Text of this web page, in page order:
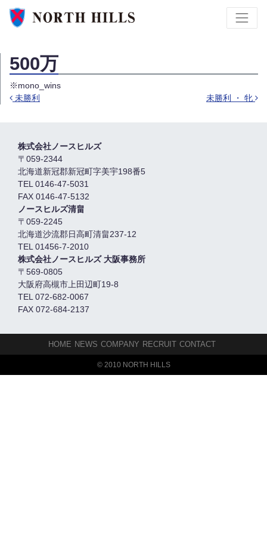
500万
※mono_wins
未勝利 未勝利 ・ 牝
株式会社ノースヒルズ
〒059-2344
北海道新冠郡新冠町字美宇198番5
TEL 0146-47-5031
FAX 0146-47-5132
ノースヒルズ清畠
〒059-2245
北海道沙流郡日高町清畠237-12
TEL 01456-7-2010
株式会社ノースヒルズ 大阪事務所
〒569-0805
大阪府高槻市上田辺町19-8
TEL 072-682-0067
FAX 072-684-2137
HOME NEWS COMPANY RECRUIT CONTACT
© 2010 NORTH HILLS